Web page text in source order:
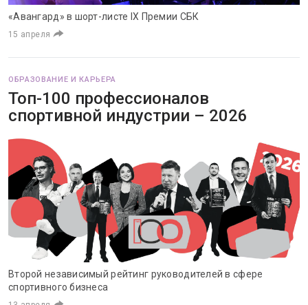
«Авангард» в шорт-листе IX Премии СБК
15 апреля
ОБРАЗОВАНИЕ И КАРЬЕРА
Топ-100 профессионалов
спортивной индустрии – 2026
Второй независимый рейтинг руководителей в сфере
спортивного бизнеса